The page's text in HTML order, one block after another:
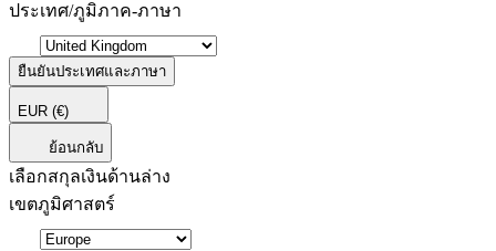
ประเทศ/ภูมิภาค-ภาษา
ยืนยันประเทศและภาษา
EUR (€)
ย้อนกลับ
เลือกสกุลเงินด้านล่าง
เขตภูมิศาสตร์